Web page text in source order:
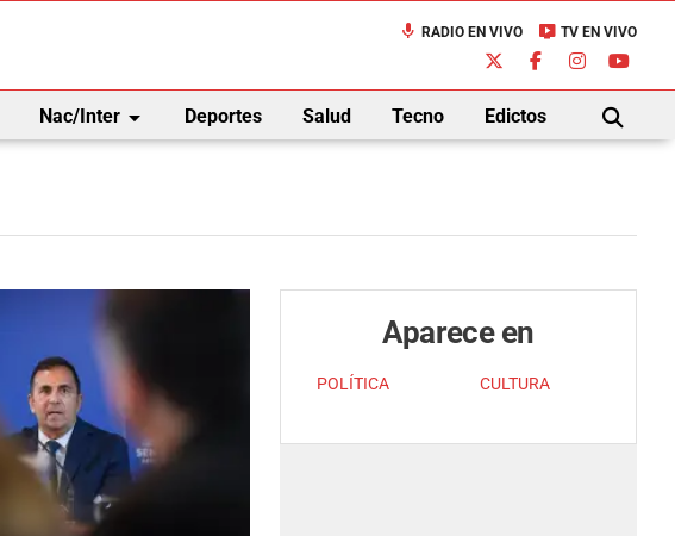
mic RADIO EN VIVO live_tv TV EN VIVO
Nac/Interarrow_drop_down Deportes Salud Tecno Edictos
BUSCAR
Aparece en
POLÍTICA CULTURA